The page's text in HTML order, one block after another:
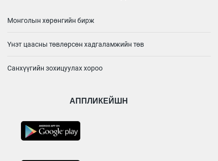
Монголын хөрөнгийн бирж
Үнэт цаасны төвлөрсөн хадгаламжийн төв
Санхүүгийн зохицуулах хороо
АППЛИКЕЙШН